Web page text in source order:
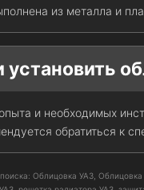
из металла и
установить
и необходимых
обратиться к
Облицовка УАЗ,